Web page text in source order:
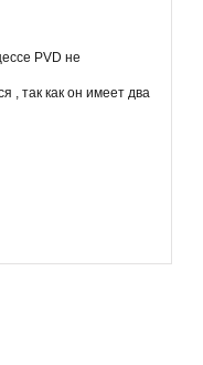
PVD не
, так как он имеет два